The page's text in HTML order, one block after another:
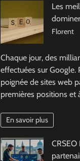
Les
Florent
Chaque jour, des
effectuées sur Google.
poignée de sites web
premières positions et
En savoir plus
CRSEO